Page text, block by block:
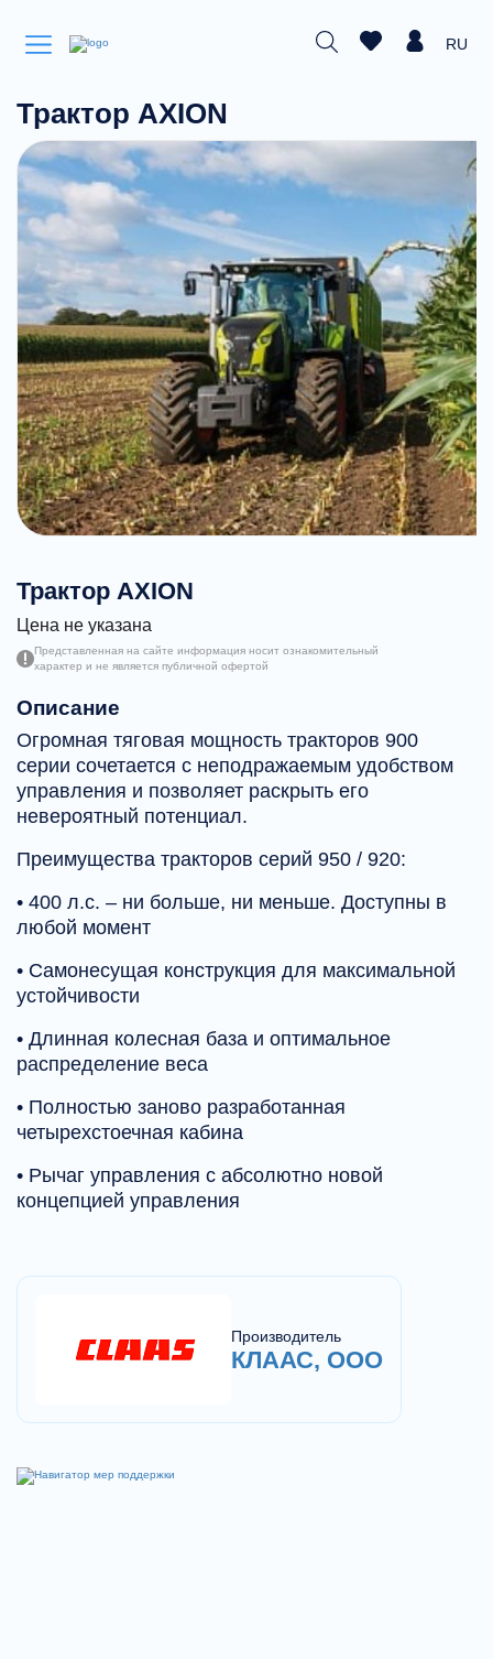
RU
Трактор AXION
Трактор AXION
Цена не указана
Представленная на сайте информация носит ознакомительный
характер и не является публичной офертой
Описание
Огромная тяговая мощность тракторов 900
серии сочетается с неподражаемым удобством
управления и позволяет раскрыть его
невероятный потенциал.
Преимущества тракторов серий 950 / 920:
• 400 л.с. – ни больше, ни меньше. Доступны в
любой момент
• Самонесущая конструкция для максимальной
устойчивости
• Длинная колесная база и оптимальное
распределение веса
• Полностью заново разработанная
четырехстоечная кабина
• Рычаг управления с абсолютно новой
концепцией управления
Производитель
КЛААС, ООО